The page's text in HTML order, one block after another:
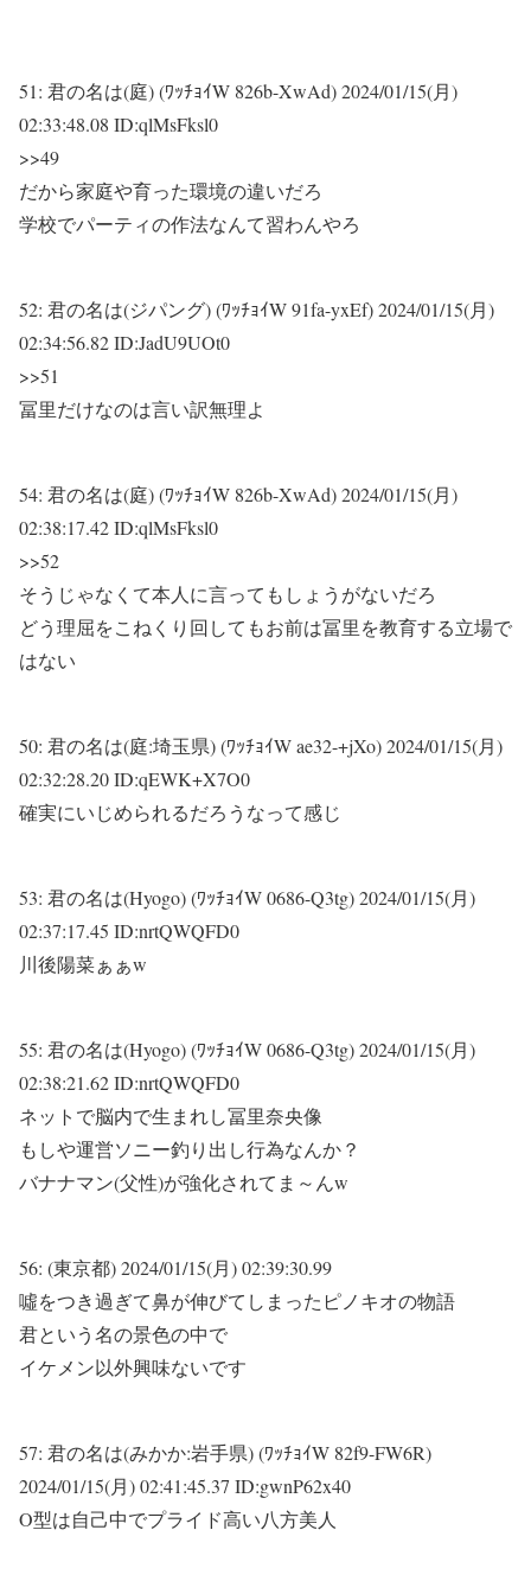
51: 君の名は(庭) (ﾜｯﾁｮｲW 826b-XwAd)2024/01/15(月)
02:33:48.08 ID:qlMsFksl0
>>49
だから家庭や育った環境の違いだろ
学校でパーティの作法なんて習わんやろ
52: 君の名は(ジパング) (ﾜｯﾁｮｲW 91fa-yxEf)2024/01/15(月)
02:34:56.82 ID:JadU9UOt0
>>51
冨里だけなのは言い訳無理よ
54: 君の名は(庭) (ﾜｯﾁｮｲW 826b-XwAd)2024/01/15(月)
02:38:17.42 ID:qlMsFksl0
>>52
そうじゃなくて本人に言ってもしょうがないだろ
どう理屈をこねくり回してもお前は冨里を教育する立場で
はない
50: 君の名は(庭:埼玉県) (ﾜｯﾁｮｲW ae32-+jXo)2024/01/15(月)
02:32:28.20 ID:qEWK+X7O0
確実にいじめられるだろうなって感じ
53: 君の名は(Hyogo) (ﾜｯﾁｮｲW 0686-Q3tg)2024/01/15(月)
02:37:17.45 ID:nrtQWQFD0
川後陽菜ぁぁw
55: 君の名は(Hyogo) (ﾜｯﾁｮｲW 0686-Q3tg)2024/01/15(月)
02:38:21.62 ID:nrtQWQFD0
ネットで脳内で生まれし冨里奈央像
もしや運営ソニー釣り出し行為なんか？
バナナマン(父性)が強化されてま～んw
56: (東京都)2024/01/15(月) 02:39:30.99
噓をつき過ぎて鼻が伸びてしまったピノキオの物語
君という名の景色の中で
イケメン以外興味ないです
57: 君の名は(みかか:岩手県) (ﾜｯﾁｮｲW 82f9-FW6R)
2024/01/15(月) 02:41:45.37 ID:gwnP62x40
O型は自己中でプライド高い八方美人